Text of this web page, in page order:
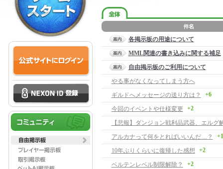
各掲示板の用途について
MML関連の書き込みに関する補足
自由掲示板のご利用について
やる事がなくなってしまう方へ
ギルドへメッセージの送り方は？
+6
今回のイベントや仕様変更 +2
【悲報】ダンジョン戦利品武器、エルグ
アルカナって何をとればいいんだ…？
10年ぶりくらいに復帰した感想 +2
ベルテンレベル制限解除？ +2